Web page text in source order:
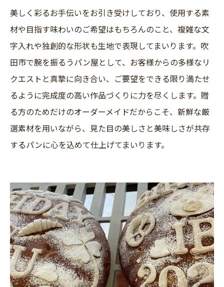
美しく彩るお手伝いをお引き受けしており、使用する素
材や目指す味わいのご希望はもちろんのこと、複雑な文
字入れや独創的な形状も生地で表現してまいります。吹
田市で腕を振るうパン屋として、お客様からの多様なリ
クエストと真摯に向き合い、ご要望をできる限り満たせ
るように完成度の高い作品づくりに力を尽くします。贈
る方のためだけのオーダーメイドだからこそ、新鮮な厳
選素材を用いながら、見た目の美しさと美味しさが共存
するパンに心を込めて仕上げてまいります。